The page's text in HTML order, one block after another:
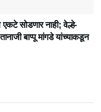
सोडणार नाही; वेल्हे-
बाप्पू मांगडे यांच्याकडून